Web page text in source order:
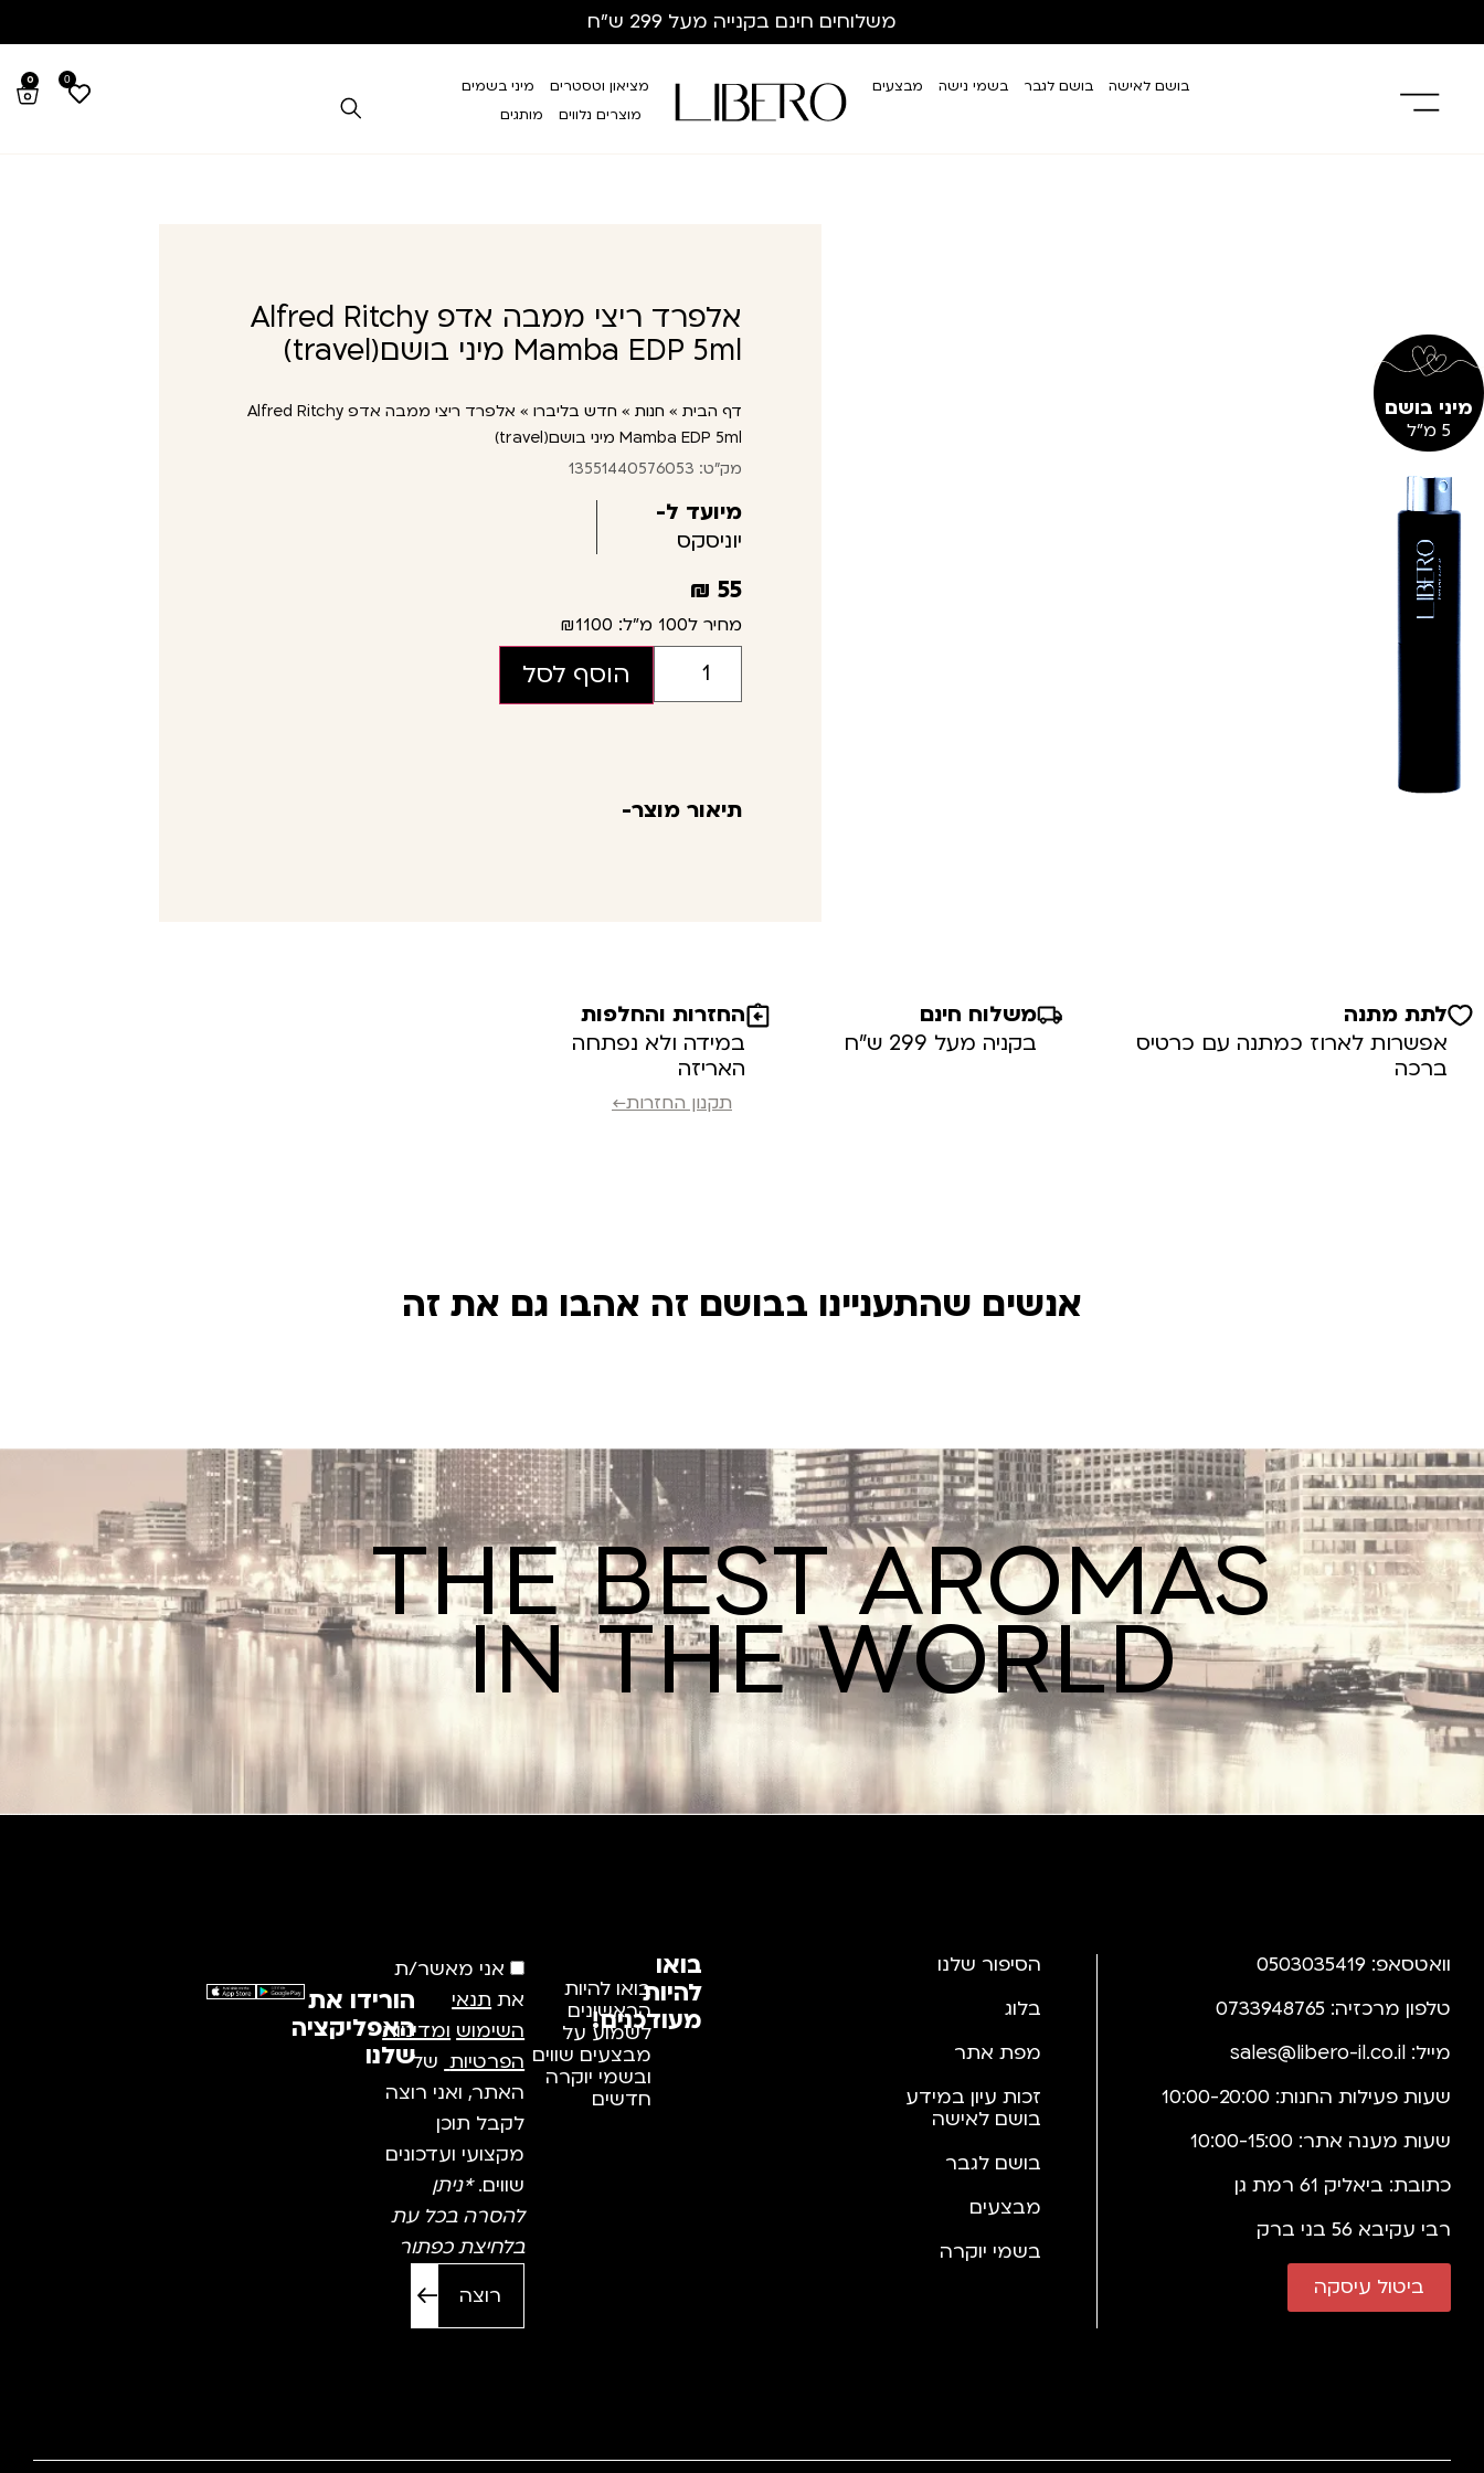
משלוחים חינם בקנייה מעל 299 ש”ח
בושם לאישה בושם לגבר בשמי נישה מבצעים מציאון וטסטרים
מיני בשמים
מוצרים נלווים
מותגים
0
0
מיני בושם
5 מ"ל
אלפרד ריצי ממבה אדפ Alfred Ritchy
Mamba EDP 5ml מיני בושם(travel)
דף הבית » חנות » חדש בליברו »
אלפרד ריצי ממבה אדפ Alfred Ritchy
Mamba EDP 5ml מיני בושם(travel)
מק"ט: 13551440576053
מיועד ל-
יוניסקס
55
₪
מחיר ל100 מ"ל: ₪1100
הוסף לסל
תיאור מוצר-
לתת מתנה
אפשרות לארוז כמתנה עם כרטיס
ברכה
משלוח חינם
בקניה מעל 299 ש”ח
החזרות והחלפות
במידה ולא נפתחה
האריזה
תקנון החזרות←
אנשים שהתעניינו בבושם זה אהבו גם את זה
THE BEST AROMAS
IN THE WORLD
וואטסאפ: 0503035419
טלפון מרכזיה: 0733948765
מייל: sales@libero-il.co.il
שעות פעילות החנות: 10:00-20:00
שעות מענה אתר: 10:00-15:00
כתובת: ביאליק 61 רמת גן
רבי עקיבא 56 בני ברק
ביטול עיסקה
הסיפור שלנו
בלוג
מפת אתר
זכות עיון במידע
בושם לאישה
בושם לגבר
מבצעים
בשמי יוקרה
בואו
להיות
מעודכנים!
בואו להיות
הראשונים
לשמוע על
מבצעים שווים
ובשמי יוקרה
חדשים
אני מאשר/ת
את תנאי
השימוש ומדיניות
הפרטיות של
האתר, ואני רוצה
לקבל תוכן
מקצועי ועדכונים
שווים.*ניתן
להסרה בכל עת
בלחיצת כפתור
הורידו את
האפליקציה
שלנו